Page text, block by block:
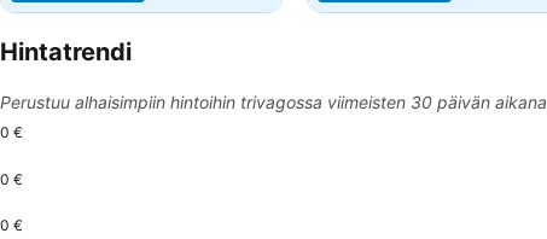
Hintatrendi
Perustuu alhaisimpiin hintoihin trivagossa viimeisten 30 päivän aikana
0 €
0 €
0 €